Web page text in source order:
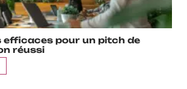
efficaces pour un pitch de
réussi